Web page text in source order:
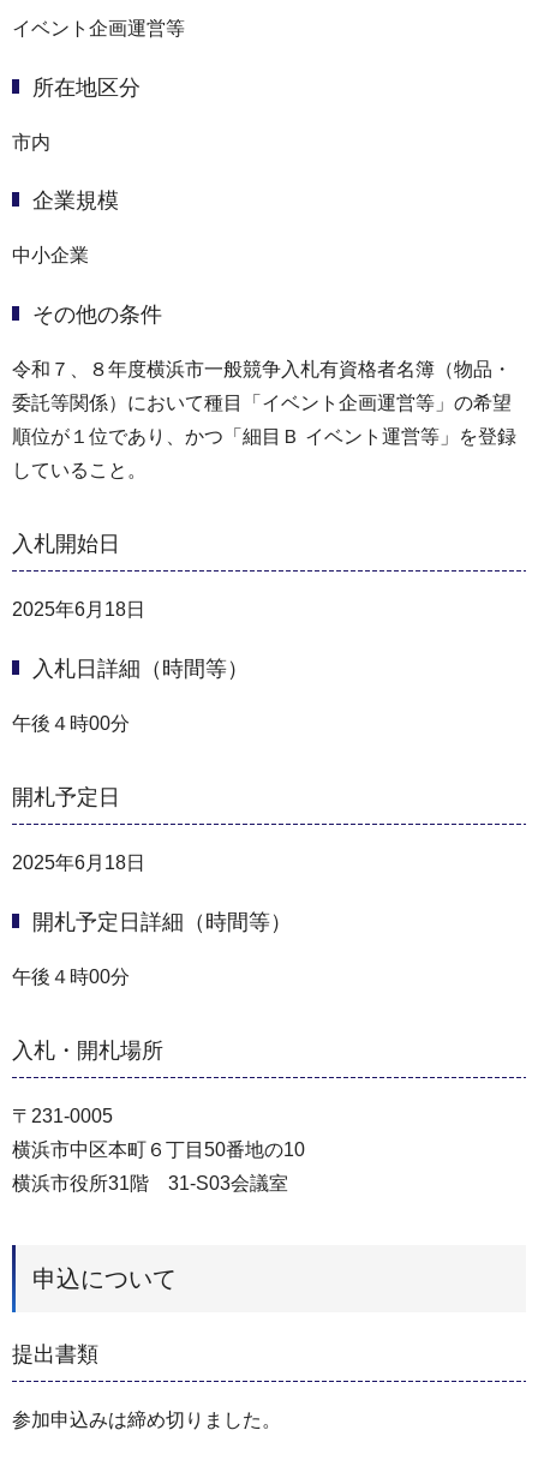
イベント企画運営等
所在地区分
市内
企業規模
中小企業
その他の条件
令和７、８年度横浜市一般競争入札有資格者名簿（物品・
委託等関係）において種目「イベント企画運営等」の希望
順位が１位であり、かつ「細目Ｂ イベント運営等」を登録
していること。
入札開始日
2025年6月18日
入札日詳細（時間等）
午後４時00分
開札予定日
2025年6月18日
開札予定日詳細（時間等）
午後４時00分
入札・開札場所
〒231-0005
横浜市中区本町６丁目50番地の10
横浜市役所31階 31-S03会議室
申込について
提出書類
参加申込みは締め切りました。